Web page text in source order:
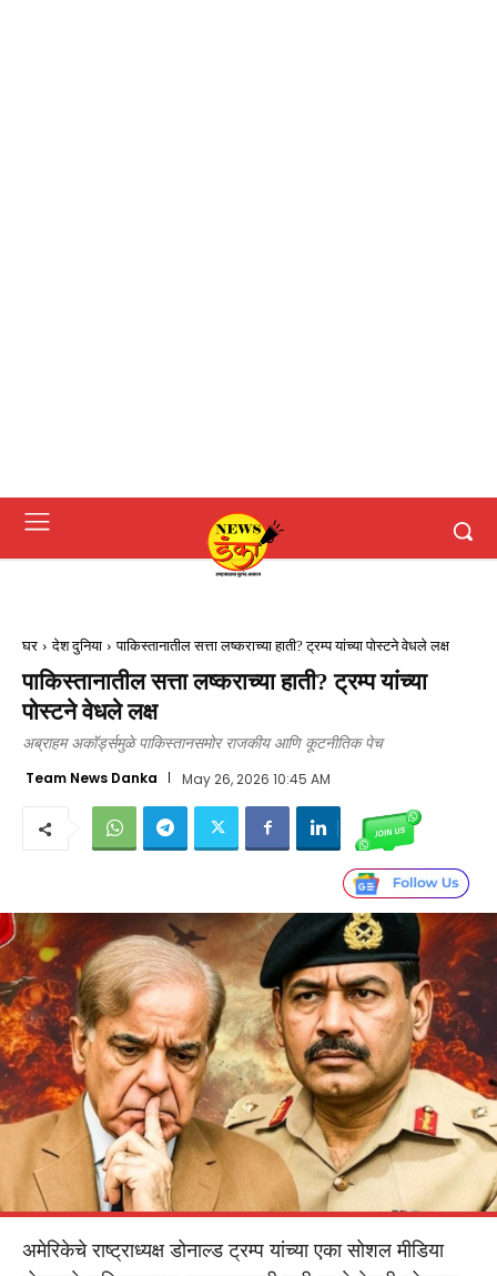
घर देश दुनिया पाकिस्तानातील सत्ता लष्कराच्या हाती? ट्रम्प यांच्या पोस्टने वेधले लक्ष
पाकिस्तानातील सत्ता लष्कराच्या हाती? ट्रम्प यांच्या
पोस्टने वेधले लक्ष
अब्राहम अकॉर्ड्समुळे पाकिस्तानसमोर राजकीय आणि कूटनीतिक पेच
Team News Danka May 26, 2026 10:45 AM
अमेरिकेचे राष्ट्राध्यक्ष डोनाल्ड ट्रम्प यांच्या एका सोशल मीडिया